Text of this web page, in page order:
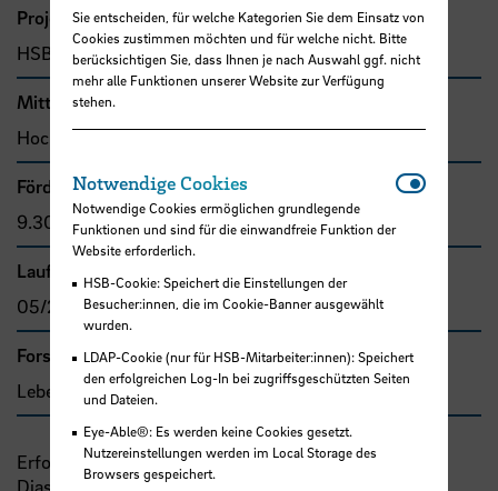
Projekttyp
HSB-intern gefördertes Projekt
Mittel- bzw. Auftragsgeber
Hochschule Bremen, F&E-Fonds
Förder- bzw. Auftragssumme
9.300,00 €
Laufzeit
05/2022 - 04/2023
Forschungs- und Transfercluster
Lebensqualität
Erforschung der Bedeutung und der Wirkungen des
Diaspora-Tourismusbzw.
Sie entscheiden, für welche Kategorien Sie dem Einsatz von
Cookies zustimmen möchten und für welche nicht. Bitte
berücksichtigen Sie, dass Ihnen je nach Auswahl ggf. nicht
mehr alle Funktionen unserer Website zur Verfügung
stehen.
Notwendige Cookies
Notwendige Cookies ermöglichen grundlegende
Funktionen und sind für die einwandfreie Funktion der
Website erforderlich.
HSB-Cookie: Speichert die Einstellungen der
Besucher:innen, die im Cookie-Banner ausgewählt
wurden.
LDAP-Cookie (nur für HSB-Mitarbeiter:innen): Speichert
den erfolgreichen Log-In bei zugriffsgeschützten Seiten
und Dateien.
Eye-Able®: Es werden keine Cookies gesetzt.
Nutzereinstellungen werden im Local Storage des
Browsers gespeichert.